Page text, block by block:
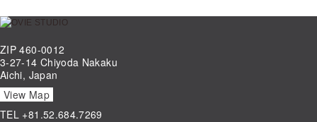
ZIP 460-0012
3-27-14 Chiyoda Nakaku
Aichi, Japan
View Map
TEL +81.52.684.7269